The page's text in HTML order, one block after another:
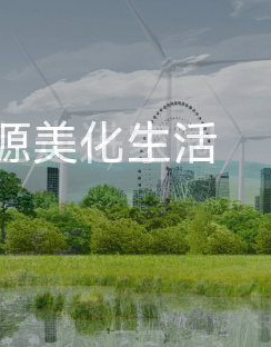
走进家园
美化生活
走进家园
美化生活